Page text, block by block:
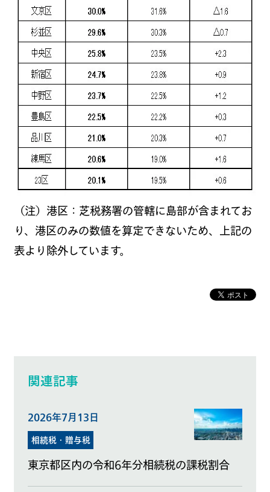
（注）港区：芝税務署の管轄に島部が含まれてお
り、港区のみの数値を算定できないため、上記の
表より除外しています。
関連記事
2026年7月13日
相続税・贈与税
東京都区内の令和6年分相続税の課税割合